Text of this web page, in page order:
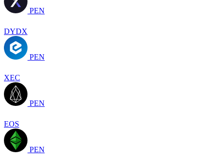
PEN
DYDX
PEN
XEC
PEN
EOS
PEN